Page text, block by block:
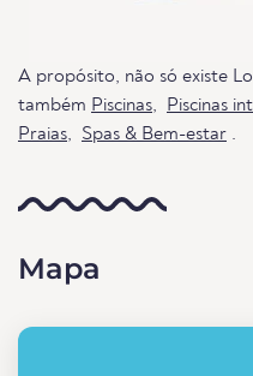
A propósito, não só existe
também Piscinas, Piscinas
Praias, Spas & Bem-estar .
Mapa